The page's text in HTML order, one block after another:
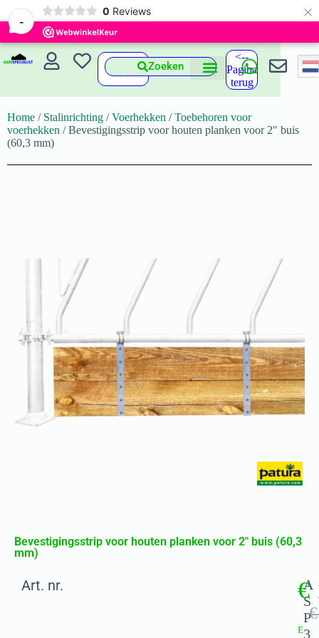
-
0 Reviews ×
Zoeken
<--
Pagina
terug
Home / Stalinrichting /Voerhekken /Toebehoren voor
voerhekken / Bevestigingsstrip voor houten planken voor 2″ buis
(60,3 mm)
Bevestigingsstrip voor houten planken voor 2″ buis (60,3
mm)
Art. nr.
A
S
P
3
€
€
E